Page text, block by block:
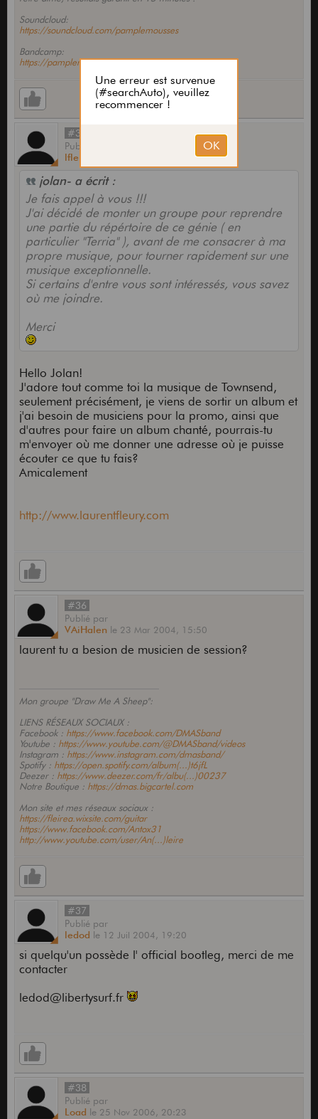
Soundcloud:
https://soundcloud.com/pamplemousses
Bandcamp:
https://pamplemoussesethylique(...)eases
#35
Publié
lfleury
jolan- a écrit :
Je fais appel à vous !!!
J'ai décidé de monter un groupe pour reprendre
une partie du répértoire de ce génie ( en
particulier "Terria" ), avant de me consacrer à ma
propre musique, pour tourner rapidement sur une
musique exceptionnelle.
Si certains d'entre vous sont intéressés, vous savez
où me joindre.
Merci
Hello Jolan!
J'adore tout comme toi la musique de Townsend,
seulement précisément, je viens de sortir un album et
j'ai besoin de musiciens pour la promo, ainsi que
d'autres pour faire un album chanté, pourrais-tu
m'envoyer où me donner une adresse où je puisse
écouter ce que tu fais?
Amicalement
http://www.laurentfleury.com
#36
Publié par
VAiHalen le 23 Mar 2004, 15:50
laurent tu a besion de musicien de session?
Mon groupe "Draw Me A Sheep":
LIENS RÉSEAUX SOCIAUX :
Facebook : https://www.facebook.com/DMASband
Youtube : https://www.youtube.com/@DMASband/videos
Instagram : https://www.instagram.com/dmasband/
Spotify : https://open.spotify.com/album(...)t6jfL
Deezer : https://www.deezer.com/fr/albu(...)00237
Notre Boutique : https://dmas.bigcartel.com
Mon site et mes réseaux sociaux :
https://fleirea.wixsite.com/guitar
https://www.facebook.com/Antox31
http://www.youtube.com/user/An(...)leire
#37
Publié par
ledod le 12 Juil 2004, 19:20
si quelqu'un possède l' official bootleg, merci de me
contacter
ledod@libertysurf.fr
#38
Publié par
Load le 25 Nov 2006, 20:23